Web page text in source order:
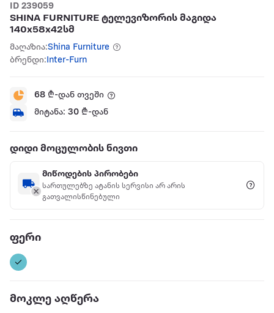
ID 239059
SHINA FURNITURE ტელევიზორის მაგიდა
140x58x42სმ
მაღაზია:Shina Furniture
ბრენდი: Inter-Furn
68 ₾-დან თვეში
მიტანა: 30 ₾-დან
დიდი მოცულობის ნივთი
მიწოდების პირობები
სართულებზე ატანის სერვისი არ არის
გათვალისწინებული
ფერი
მოკლე აღწერა